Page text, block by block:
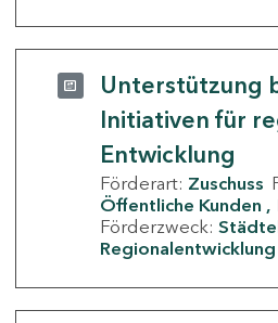
Unterstützung
Initiativen für
Entwicklung
Förderart: Zuschuss
Öffentliche Kunden
Förderzweck:
Regionalentwicklung